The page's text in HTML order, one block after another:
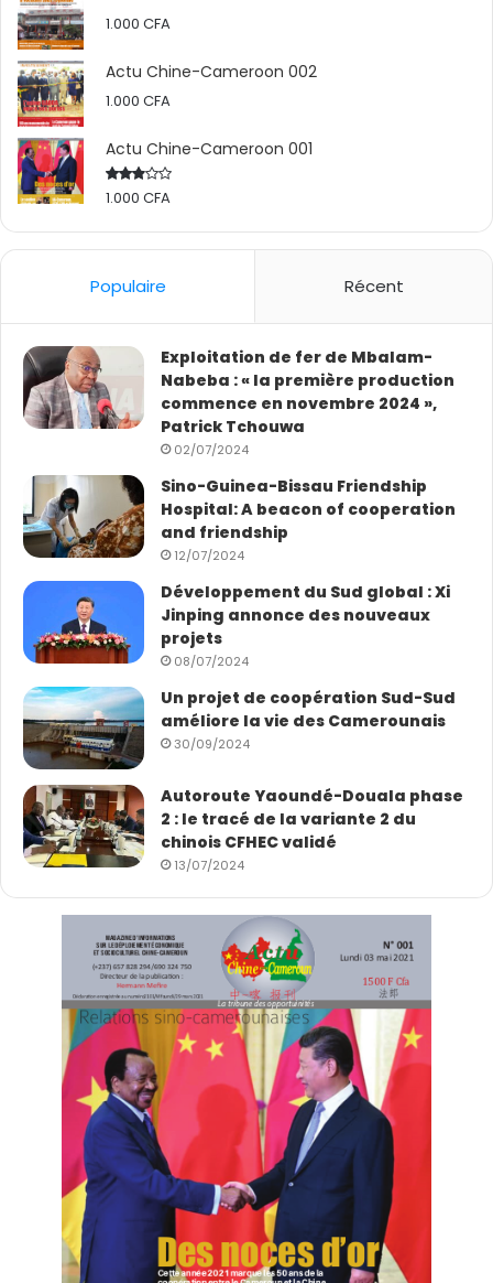
reconnait la diversité qui existe dans la civilisation », a-
t-il apprécié.
Nadège YAMEOGO
(Depuis Pékin en Chine)
#Sidwaya
1.000 CFA
Actu Chine-Cameroon 002
1.000 CFA
Actu Chine-Cameroon 001
Rated
1.000 CFA
Populaire Récent
Exploitation de fer de Mbalam-
Nabeba : « la première production
commence en novembre 2024 »,
Patrick Tchouwa
02/07/2024
Sino-Guinea-Bissau Friendship
Hospital: A beacon of cooperation
and friendship
12/07/2024
Développement du Sud global : Xi
Jinping annonce des nouveaux
projets
08/07/2024
Un projet de coopération Sud-Sud
améliore la vie des Camerounais
30/09/2024
Autoroute Yaoundé-Douala phase
2 : le tracé de la variante 2 du
chinois CFHEC validé
13/07/2024